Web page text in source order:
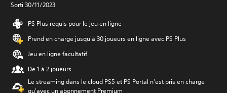
Sorti 30/11/2023
PS Plus requis pour le jeu en ligne
Prend en charge jusqu'à 30 joueurs en ligne avec PS Plus
Jeu en ligne facultatif
De 1 à 2 joueurs
Le streaming dans le cloud PS5 et PS Portal n'est pris en charge
qu'avec un abonnement Premium